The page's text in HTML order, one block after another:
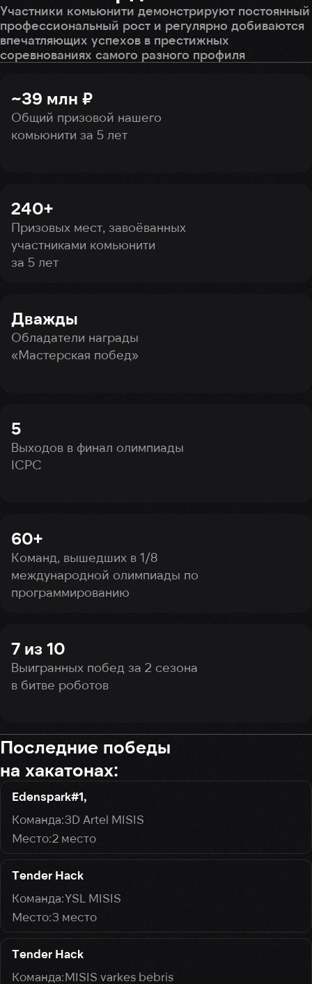
Участники комьюнити демонстрируют постоянный
профессиональный рост и регулярно добиваются
впечатляющих успехов в престижных
соревнованиях самого разного профиля
~39 млн ₽
Общий призовой нашего
комьюнити за 5 лет
240+
Призовых мест, завоёванных
участниками комьюнити
за 5 лет
Дважды
Обладатели награды
«Мастерская побед»
5
Выходов в финал олимпиады
ICPC
60+
Команд, вышедших в 1/8
международной олимпиады по
программированию
7 из 10
Выигранных побед за 2 сезона
в битве роботов
Последние победы
на хакатонах:
Edenspark#1,
3D Artel MISIS
2 место
Tender Hack
YSL MISIS
3 место
Tender Hack
MISIS varkes bebris